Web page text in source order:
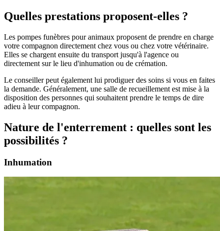
Quelles prestations proposent-elles ?
Les pompes funèbres pour animaux proposent de prendre en charge
votre compagnon directement chez vous ou chez votre vétérinaire.
Elles se chargent ensuite du transport jusqu'à l'agence ou
directement sur le lieu d'inhumation ou de crémation.
Le conseiller peut également lui prodiguer des soins si vous en faites
la demande. Généralement, une salle de recueillement est mise à la
disposition des personnes qui souhaitent prendre le temps de dire
adieu à leur compagnon.
Nature de l'enterrement : quelles sont les
possibilités ?
Inhumation